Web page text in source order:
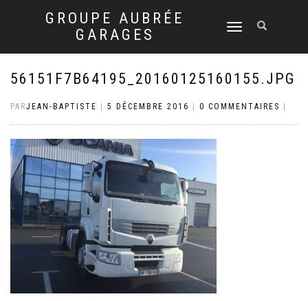
GROUPE AUBRÉE
GARAGES
DÉPLIER
NAVIGATION
56151F7B64195_20160125160155.JPG
PARJEAN-BAPTISTE 5 DÉCEMBRE 2016 0 COMMENTAIRES